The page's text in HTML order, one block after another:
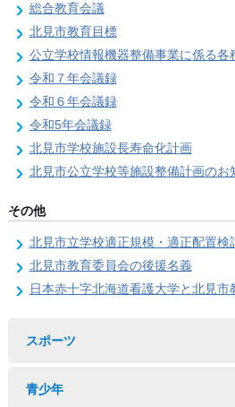
総合教育会議
北見市教育目標
公立学校情報機器整備事業に係る各
令和７年会議録
令和６年会議録
令和5年会議録
北見市学校施設長寿命化計画
北見市公立学校等施設整備計画のお
その他
北見市立学校適正規模・適正配置検
北見市教育委員会の後援名義
日本赤十字北海道看護大学と北見市教育委員会
スポーツ
青少年